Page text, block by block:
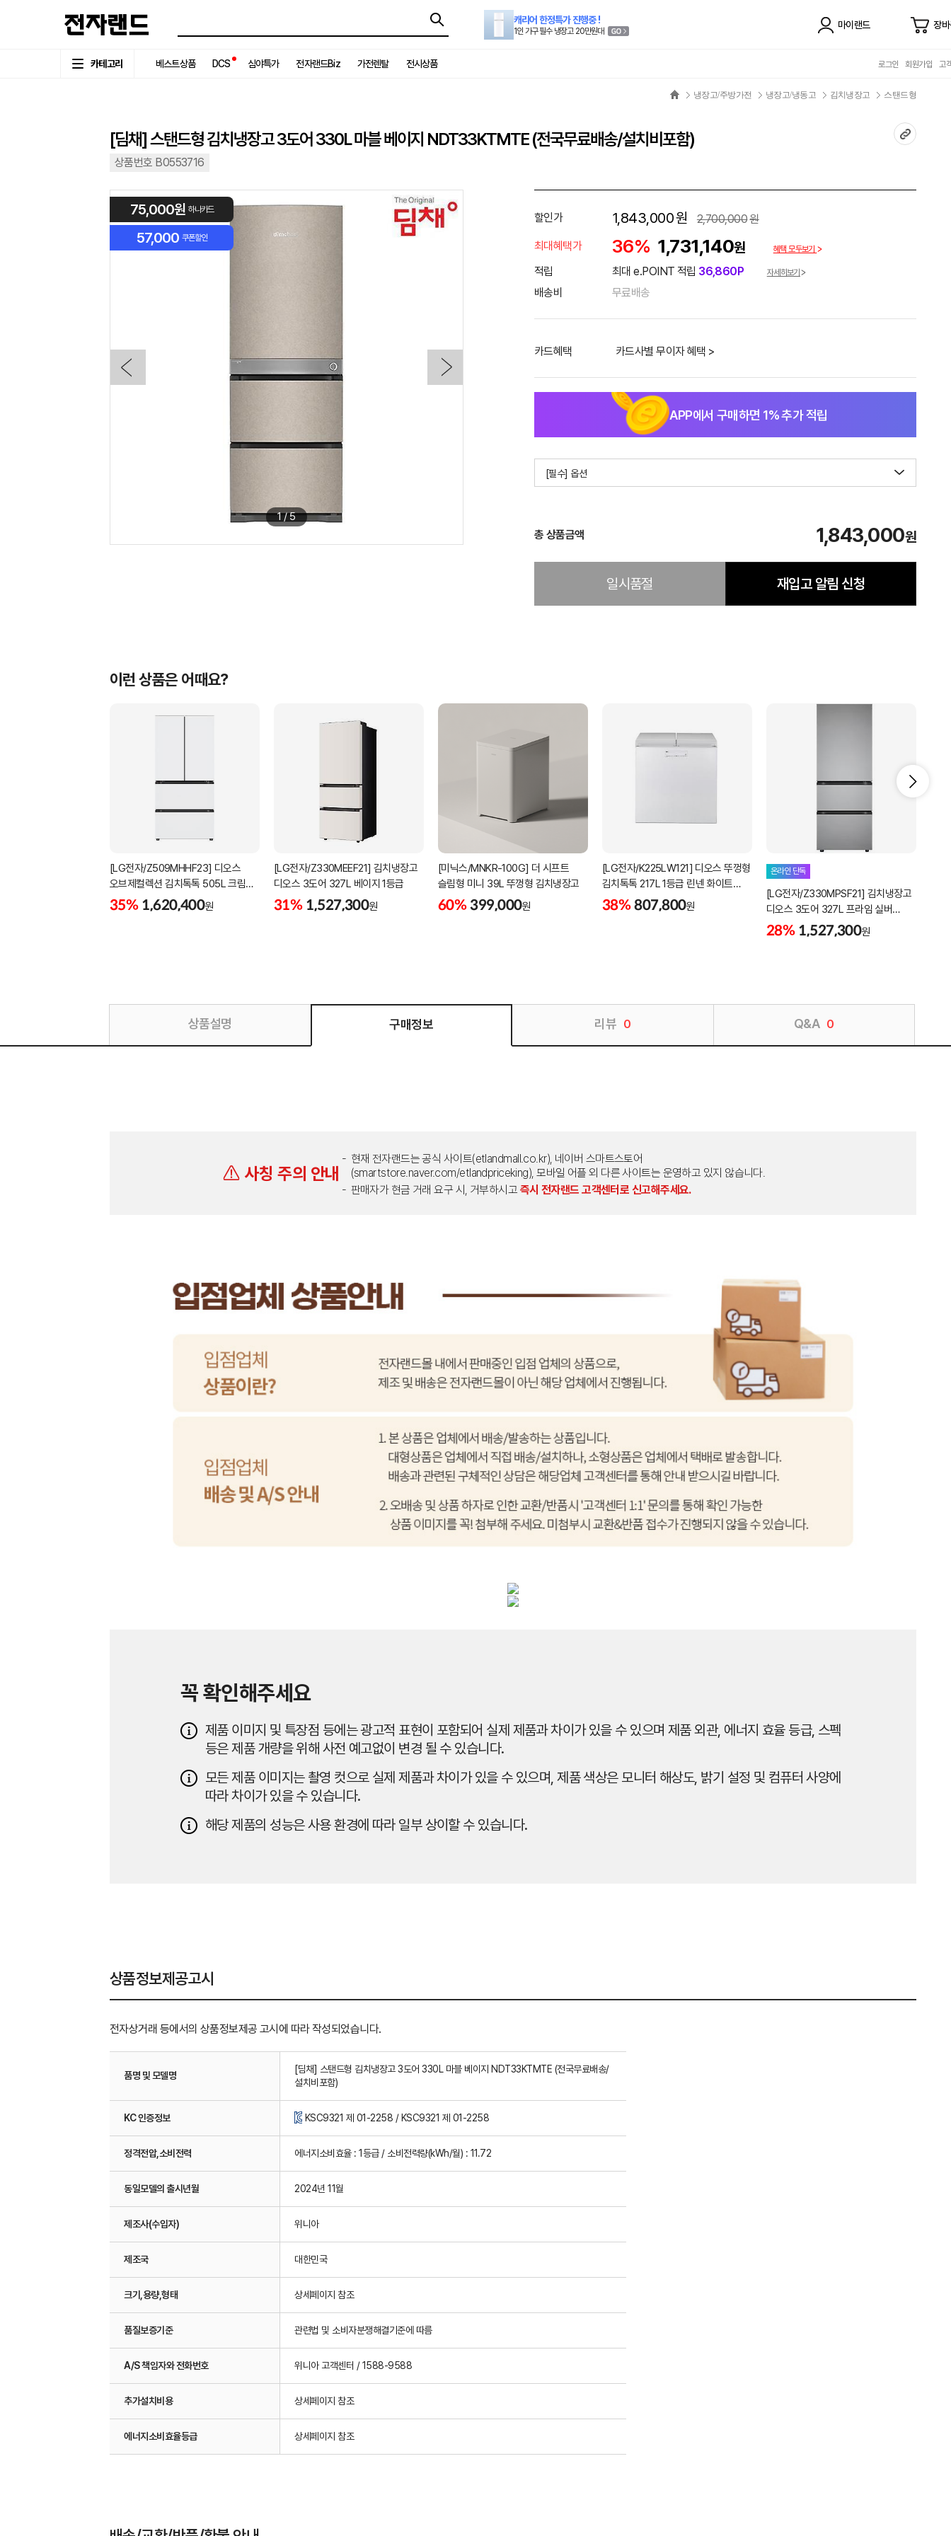
캐리어 한정특가 진행중 !
1인 가구 필수 냉장고 20만원대
마이랜드 장
카테고리 베스트상품 DCS 심야특가 전자랜드Biz 가전렌탈 전시상품 로그인 회원가입 고
냉장고/주방가전 냉장고/냉동고 김치냉장고 스탠드형
[딤채] 스탠드형 김치냉장고 3도어 330L 마블 베이지 NDT33KTMTE (전국무료배송/설치비포함)
상품번호 B0553716
75,000원 하나카드
57,000 쿠폰할인
1/5
할인가 1,843,000원 2,700,000원
최대혜택가
36% 1,731,140원 혜택 모두보기
적립 최대 e.POINT 적립 36,860P 자세히보기
배송비 무료배송
카드혜택 카드사별 무이자 혜택 >
APP에서 구매하면 1% 추가 적립
[필수] 옵션
총 상품금액 1,843,000원
일시품절 재입고 알림 신청
이런 상품은 어때요?
[LG전자/Z509MHHF23] 디오스
오브제컬렉션 김치톡톡 505L 크림
화이트
35% 1,620,400원
[LG전자/Z330MEEF21] 김치냉장고
디오스 3도어 327L 베이지 1등급
31% 1,527,300원
[미닉스/MNKR-100G] 더 시프트
슬림형 미니 39L 뚜껑형 김치냉장고
60% 399,000원
[LG전자/K225LW121] 디오스 뚜껑형
김치톡톡 217L 1등급 린넨 화이트
설치포함
38% 807,800원
온라인 단독
[LG전자/Z330MPSF21] 김치냉장고
디오스 3도어 327L 프라임 실버
1등급
28% 1,527,300원
상품설명 구매정보 리뷰 0 Q&A 0
사칭 주의 안내
현재 전자랜드는 공식 사이트(etlandmall.co.kr), 네이버 스마트스토어
(smartstore.naver.com/etlandpriceking), 모바일 어플 외 다른 사이트는 운영하고 있지 않습니다.
판매자가 현금 거래 요구 시, 거부하시고 즉시 전자랜드 고객센터로 신고해주세요.
꼭 확인해주세요
제품 이미지 및 특장점 등에는 광고적 표현이 포함되어 실제 제품과 차이가 있을 수 있으며 제품 외관, 에너지 효율 등급, 스펙
등은 제품 개량을 위해 사전 예고없이 변경 될 수 있습니다.
모든 제품 이미지는 촬영 컷으로 실제 제품과 차이가 있을 수 있으며, 제품 색상은 모니터 해상도, 밝기 설정 및 컴퓨터 사양에
따라 차이가 있을 수 있습니다.
해당 제품의 성능은 사용 환경에 따라 일부 상이할 수 있습니다.
상품정보제공고시
전자상거래 등에서의 상품정보제공 고시에 따라 작성되었습니다.
품명 및 모델명
[딤채] 스탠드형 김치냉장고 3도어 330L 마블 베이지 NDT33KTMTE (전국무료배송/
설치비포함)
KC 인증정보 KSC9321 제 01-2258 / KSC9321 제 01-2258
정격전압,소비전력 에너지소비효율 : 1등급 / 소비전력량(kWh/월) : 11.72
동일모델의 출시년월 2024년 11월
제조사(수입자) 위니아
제조국 대한민국
크기,용량,형태 상세페이지 참조
품질보증기준 관련법 및 소비자분쟁해결기준에 따름
A/S 책임자와 전화번호 위니아 고객센터 / 1588-9588
추가설치비용 상세페이지 참조
에너지소비효율등급 상세페이지 참조